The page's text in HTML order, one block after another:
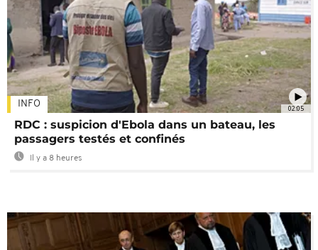
02:05
INFO
RDC : suspicion d'Ebola dans un bateau, les
passagers testés et confinés
Il y a 8 heures